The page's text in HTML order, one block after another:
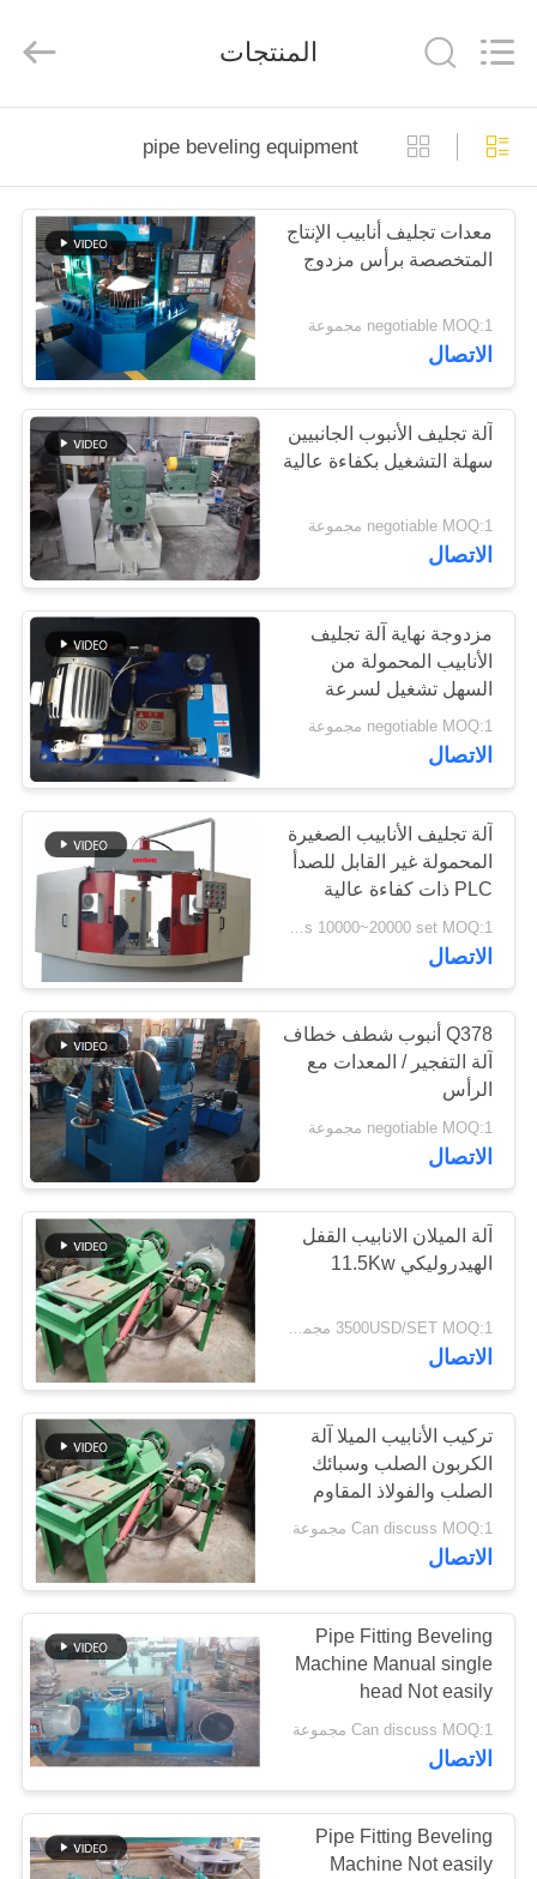
منزل،
بيت
منتجات
عرض
الواقع
الافتراضي
معلومات
جولة
المعمل
مراقبة
الجودة
اتصل
أخبار
اطلب
اقتباس
خريطة
الموقع
POLICY
Group
Co.,
ECER
المنتجات
pipe beveling equipment
معدات تجليف أنابيب الإنتاج
المتخصصة برأس مزدوج
negotiable MOQ:1 مجموعة
الاتصال
آلة تجليف الأنبوب الجانبيين
سهلة التشغيل بكفاءة عالية
negotiable MOQ:1 مجموعة
الاتصال
مزدوجة نهاية آلة تجليف
الأنابيب المحمولة من
السهل تشغيل لسرعة
سريع
negotiable MOQ:1 مجموعة
الاتصال
آلة تجليف الأنابيب الصغيرة
المحمولة غير القابل للصدأ
PLC ذات كفاءة عالية
us 10000~20000 set MOQ:1 مجموعة
الاتصال
Q378 أنبوب شطف خطاف
آلة التفجير / المعدات مع
الرأس
negotiable MOQ:1 مجموعة
الاتصال
آلة الميلان الانابيب القفل
الهيدروليكي 11.5Kw
3500USD/SET MOQ:1 مجموعة
الاتصال
تركيب الأنابيب الميلا آلة
الكربون الصلب وسبائك
الصلب والفولاذ المقاوم
للصدأ
Can discuss MOQ:1 مجموعة
الاتصال
Pipe Fitting Beveling
Machine Manual single
head Not easily
damaged
Can discuss MOQ:1 مجموعة
الاتصال
Pipe Fitting Beveling
Machine Not easily